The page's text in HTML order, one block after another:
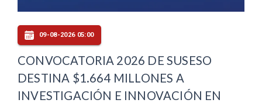
09-08-2026 05:00
CONVOCATORIA 2026 DE SUSESO
DESTINA $1.664 MILLONES A
INVESTIGACIÓN E INNOVACIÓN EN